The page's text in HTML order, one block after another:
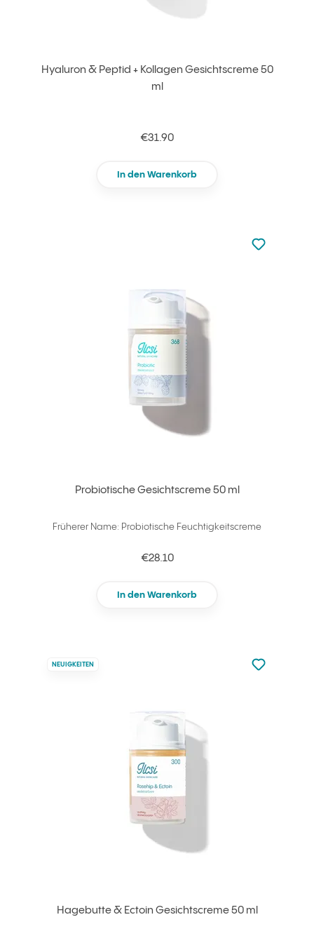
Hyaluron & Peptid + Kollagen Gesichtscreme 50
ml
€31.90
In den Warenkorb
Probiotische Gesichtscreme 50 ml
Früherer Name: Probiotische Feuchtigkeitscreme
€28.10
In den Warenkorb
zu den
zu Ihren
Hagebutte & Ectoin Gesichtscreme 50 ml
NEUIGKEITEN
zu den
zu Ihren